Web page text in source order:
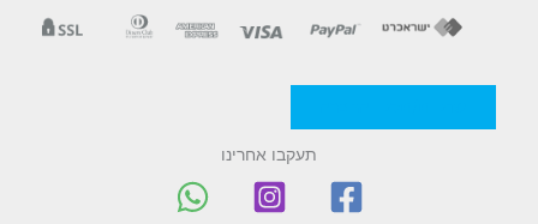
תעקבו אחרינו